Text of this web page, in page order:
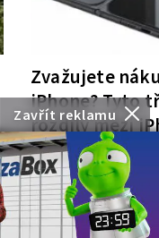
Zavřít reklamu
Zvažujete
iPhone? Tyto
rozdíly mezi
a iPhone Ultra
rozhodnutí
VŠE O APPLE